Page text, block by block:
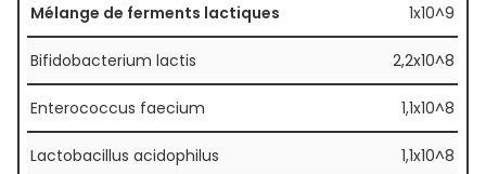
Mélange de ferments lactiques 1x10^9
Bifidobacterium lactis 2,2x10^8
Enterococcus faecium 1,1x10^8
Lactobacillus acidophilus 1,1x10^8